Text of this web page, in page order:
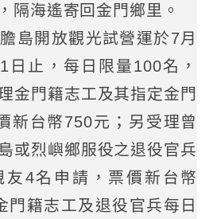
隔海遙寄回金門鄉里。
島開放觀光試營運於7月
日止，每日限量100名，
金門籍志工及其指定金門
新台幣750元；另受理曾
或烈嶼鄉服役之退役官兵
友4名申請，票價新台幣
門籍志工及退役官兵每日